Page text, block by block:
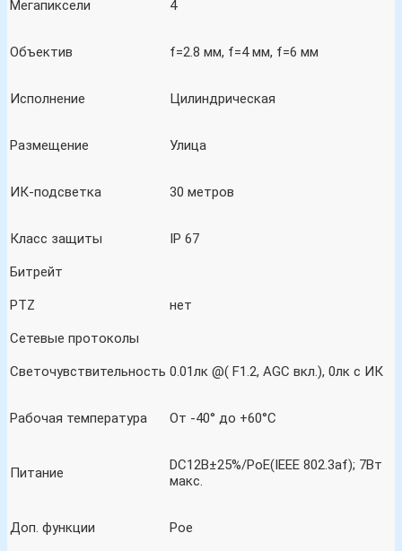
Мегапиксели 4
Объектив f=2.8 мм, f=4 мм, f=6 мм
Исполнение Цилиндрическая
Размещение Улица
ИК-подсветка 30 метров
Класс защиты IP 67
Битрейт
PTZ нет
Сетевые протоколы
Светочувствительность 0.01лк @( F1.2, AGC вкл.), 0лк с ИК
Рабочая температура От -40° до +60°C
Питание
DC12В±25%/PoE(IEEE 802.3af); 7Вт
макс.
Доп. функции Рое